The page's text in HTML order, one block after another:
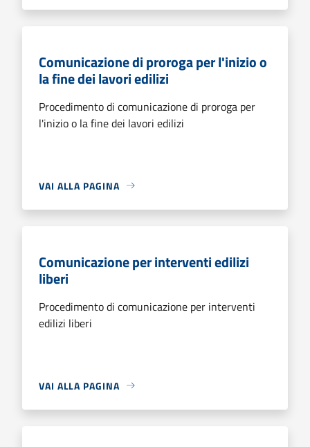
Comunicazione di proroga per l'inizio o
la fine dei lavori edilizi
Procedimento di comunicazione di proroga per
l'inizio o la fine dei lavori edilizi
VAI ALLA PAGINA
Comunicazione per interventi edilizi
liberi
Procedimento di comunicazione per interventi
edilizi liberi
VAI ALLA PAGINA